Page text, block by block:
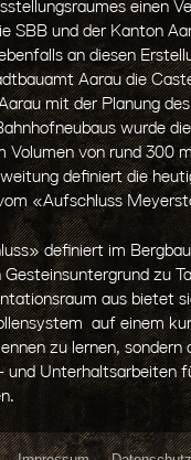
einen
SBB und der Kanton
an diesen
Aarau die
mit der Planung
wurde
Volumen von rund 300
definiert die
«Aufschluss
definiert im
zu
aus bietet
auf einem
zu lernen, sondern
und Unterhaltsarbeiten